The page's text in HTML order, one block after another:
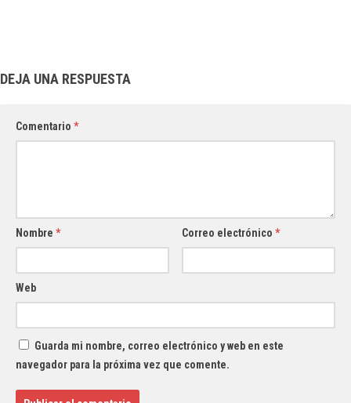
DEJA UNA RESPUESTA
Comentario *
Nombre * Correo electrónico*
Web
Guarda mi nombre, correo electrónico y web en este
navegador para la próxima vez que comente.